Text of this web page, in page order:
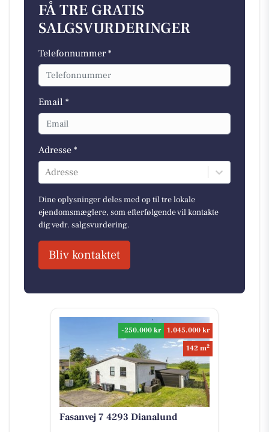
FÅ TRE GRATIS
SALGSVURDERINGER
Telefonnummer *
Email *
Adresse *
Adresse
Dine oplysninger deles med op til tre lokale
ejendomsmæglere, som efterfølgende vil kontakte
dig vedr. salgsvurdering.
Bliv kontaktet
-250.000 kr
1.045.000 kr
142 m2
Fasanvej 7 4293 Dianalund